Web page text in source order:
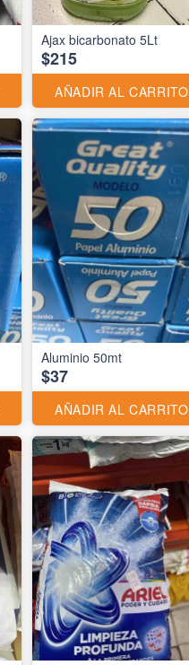
Ajax bicarbonato 5Lt
$215
AÑADIR AL CARRITO
Aluminio 50mt
$37
AÑADIR AL CARRITO